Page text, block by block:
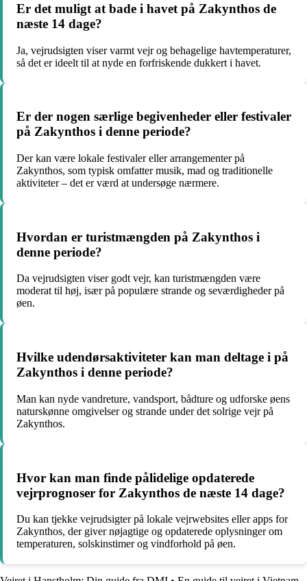
Er det muligt at bade i havet på Zakynthos de
næste 14 dage?
Ja, vejrudsigten viser varmt vejr og behagelige havtemperaturer,
så det er ideelt til at nyde en forfriskende dukkert i havet.
Er der nogen særlige begivenheder eller festivaler
på Zakynthos i denne periode?
Der kan være lokale festivaler eller arrangementer på
Zakynthos, som typisk omfatter musik, mad og traditionelle
aktiviteter – det er værd at undersøge nærmere.
Hvordan er turistmængden på Zakynthos i
denne periode?
Da vejrudsigten viser godt vejr, kan turistmængden være
moderat til høj, især på populære strande og seværdigheder på
øen.
Hvilke udendørsaktiviteter kan man deltage i på
Zakynthos i denne periode?
Man kan nyde vandreture, vandsport, bådture og udforske øens
naturskønne omgivelser og strande under det solrige vejr på
Zakynthos.
Hvor kan man finde pålidelige opdaterede
vejrprognoser for Zakynthos de næste 14 dage?
Du kan tjekke vejrudsigter på lokale vejrwebsites eller apps for
Zakynthos, der giver nøjagtige og opdaterede oplysninger om
temperaturen, solskinstimer og vindforhold på øen.